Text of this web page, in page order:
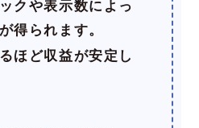
クや表示数によっ
得られます。
ほど収益が安定し